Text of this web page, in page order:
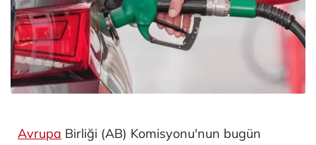
Avrupa Birliği (AB) Komisyonu'nun bugün